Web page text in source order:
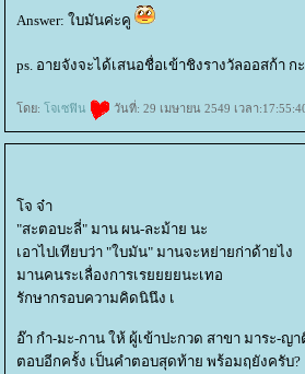
Answer: ใบมันค่ะคู
ps. อายจังจะได้เสนอชื่อเข้าชิงรางวัลออสก้า ก
ดย: จเซฟิน วันที่: 29 เมษายน 2549 เวลา
จ จ๋า
"สะตอบะลี่" มาน ผน-ละม้าย นะ
เอาไปเทียบว่า "ใบมัน" มานจะหย่ายก่าด้ายไง
มานคนระเลื่องการเรยยยยนะเทอ
รักษากรอบความคิดนินึง เ
อ๊า กำ-มะ-กาน ให้ ผู้เข้าปะกวด สาขา มาระ-ญา
ตอบอีกครั้ง เป็นคำตอบสุดท้าย พร้อมฤยังครับ?